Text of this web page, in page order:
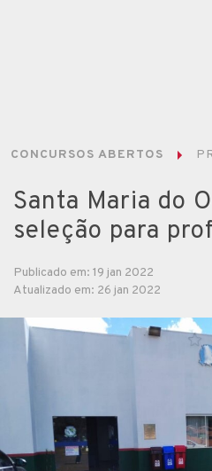
CONCURSOS ABERTOS
Santa Maria do
seleção para
Publicado em: 19 jan 2022
Atualizado em: 26 jan 2022